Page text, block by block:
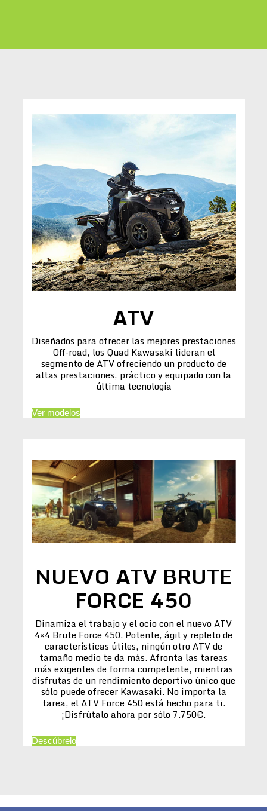
ATV
Diseñados para ofrecer las mejores prestaciones
Off-road, los Quad Kawasaki lideran el
segmento de ATV ofreciendo un producto de
altas prestaciones, práctico y equipado con la
última tecnología
Ver modelos
NUEVO ATV BRUTE
FORCE 450
Dinamiza el trabajo y el ocio con el nuevo ATV
4×4 Brute Force 450. Potente, ágil y repleto de
características útiles, ningún otro ATV de
tamaño medio te da más. Afronta las tareas
más exigentes de forma competente, mientras
disfrutas de un rendimiento deportivo único que
sólo puede ofrecer Kawasaki. No importa la
tarea, el ATV Force 450 está hecho para ti.
¡Disfrútalo ahora por sólo 7.750€.
Descúbrelo